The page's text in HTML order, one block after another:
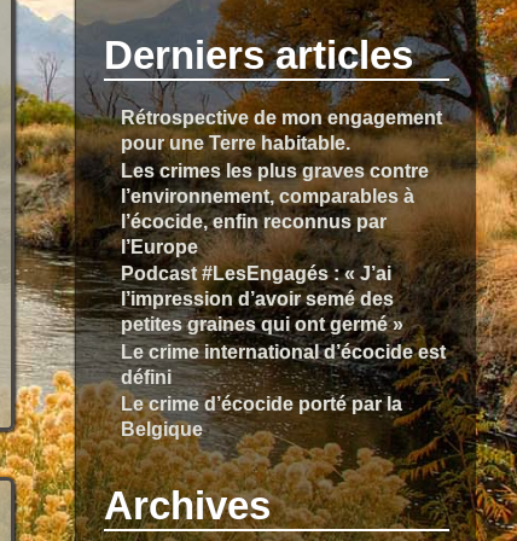
Derniers articles
Rétrospective de mon engagement
pour une Terre habitable.
Les crimes les plus graves contre
l’environnement, comparables à
l’écocide, enfin reconnus par
l’Europe
Podcast #LesEngagés : « J’ai
l’impression d’avoir semé des
petites graines qui ont germé »
Le crime international d’écocide est
défini
Le crime d’écocide porté par la
Belgique
Archives